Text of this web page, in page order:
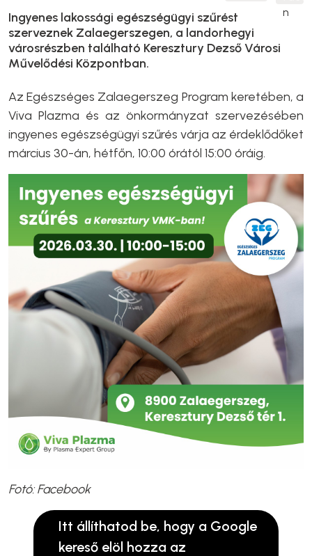
Ingyenes lakossági egészségügyi szűrést
szerveznek Zalaegerszegen, a landorhegyi
városrészben található Keresztury Dezső Városi
Művelődési Központban.
Az Egészséges Zalaegerszeg Program keretében, a
Viva Plazma és az önkormányzat szervezésében
ingyenes egészségügyi szűrés várja az érdeklődőket
március 30-án, hétfőn, 10:00 órától 15:00 óráig.
Fotó: Facebook
Itt állíthatod be, hogy a Google
kereső elöl hozza az